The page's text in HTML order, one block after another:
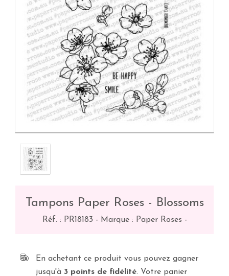
Tampons Paper Roses - Blossoms
Réf. : PR18183 - Marque : Paper Roses -
En achetant ce produit vous pouvez gagner
jusqu'à 3 points de fidélité. Votre panier